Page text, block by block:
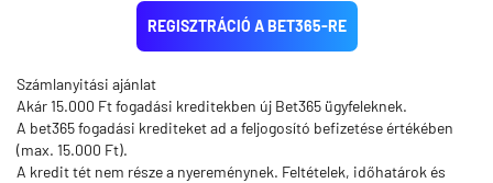
REGISZTRÁCIÓ A BET365-RE
Számlanyitási ajánlat
Akár 15.000 Ft fogadási kreditekben új Bet365 ügyfeleknek.
A bet365 fogadási krediteket ad a feljogosító befizetése értékében
(max. 15.000 Ft).
A kredit tét nem része a nyereménynek. Feltételek, időhatárok és